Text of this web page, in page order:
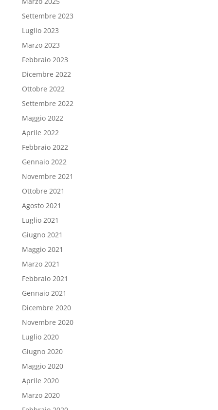
Settembre 2023
Luglio 2023
Marzo 2023
Febbraio 2023
Dicembre 2022
Ottobre 2022
Settembre 2022
Maggio 2022
Aprile 2022
Febbraio 2022
Gennaio 2022
Novembre 2021
Ottobre 2021
Agosto 2021
Luglio 2021
Giugno 2021
Maggio 2021
Marzo 2021
Febbraio 2021
Gennaio 2021
Dicembre 2020
Novembre 2020
Luglio 2020
Giugno 2020
Maggio 2020
Aprile 2020
Marzo 2020